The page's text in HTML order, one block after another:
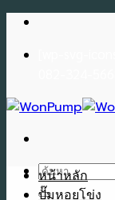
Skip
content
ค้นหา:
หน้าหลัก
ปั๊มหอยโข่ง